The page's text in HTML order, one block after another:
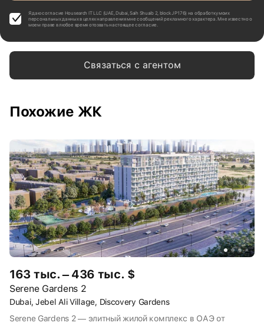
Я даю согласие Housearch IT LLC (UAE, Dubai, Saih Shuaib 2, block J P176) на обработку моих
персональных данных в целях направления мне сообщений рекламного характера. Мне известно о
моем праве в любое время отозвать настоящее согласие.
Связаться с агентом
Похожие ЖК
163 тыс. – 436 тыс. $
Serene Gardens 2
Dubai, Jebel Ali Village, Discovery Gardens
Serene Gardens 2 — элитный жилой комплекс в ОАЭ от